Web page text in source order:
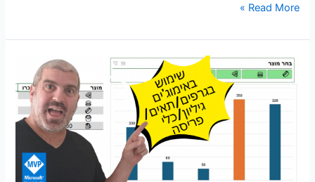
Read More »
שימוש
באימוג'ים
באקסל